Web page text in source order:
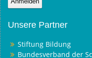
Unsere Partner
Stiftung Bildung
Bundesverband der